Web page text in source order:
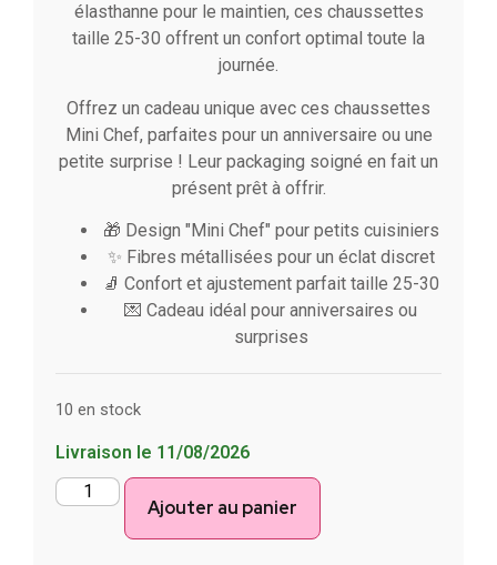
élasthanne pour le maintien, ces chaussettes
taille 25-30 offrent un confort optimal toute la
journée.
Offrez un cadeau unique avec ces chaussettes
Mini Chef, parfaites pour un anniversaire ou une
petite surprise ! Leur packaging soigné en fait un
présent prêt à offrir.
🎁 Design "Mini Chef" pour petits cuisiniers
✨ Fibres métallisées pour un éclat discret
🧦 Confort et ajustement parfait taille 25-30
💌 Cadeau idéal pour anniversaires ou
surprises
10 en stock
Livraison le 11/08/2026
Ajouter au panier